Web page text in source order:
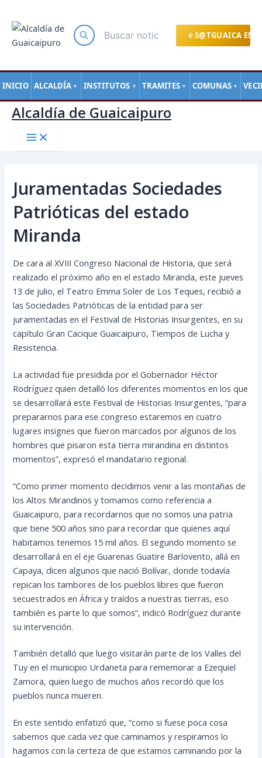
S@TGUAICA EN
INICIO ALCALDÍA ▼ INSTITUTOS ▼ TRAMITES ▼ COMUNAS ▼
contenido
Alcaldía de Guaicaipuro
Juramentadas Sociedades
Patrióticas del estado
Miranda
De cara al XVIII Congreso Nacional de Historia, que será
realizado el próximo año en el estado Miranda, este jueves
13 de julio, el Teatro Emma Soler de Los Teques, recibió a
las Sociedades Patrióticas de la entidad para ser
juramentadas en el Festival de Historias Insurgentes, en su
capítulo Gran Cacique Guaicaipuro, Tiempos de Lucha y
Resistencia.
La actividad fue presidida por el Gobernador Héctor
Rodríguez quiendetalló los diferentes momentos en los que
se desarrollará este Festival de Historias Insurgentes, “para
prepararnos para ese congreso estaremos en cuatro
lugares insignes que fueron marcados por algunos de los
hombres que pisaron esta tierra mirandina en distintos
momentos”, expresó el mandatario regional.
“Como primer momento decidimos venir a las montañas de
los Altos Mirandinos y tomamos como referencia a
Guaicaipuro, para recordarnos que no somos una patria
que tiene 500 años sino para recordar que quienes aquí
habitamos tenemos 15 mil años. El segundo momento se
desarrollará en el eje Guarenas Guatire Barlovento, allá en
Capaya, dicen algunos que nació Bolívar, donde todavía
repican los tambores de los pueblos libres que fueron
secuestrados en África y traídos a nuestras tierras, eso
también es parte lo que somos”, indicó Rodríguez durante
su intervención.
También detalló que luego visitarán parte de los Valles del
Tuy en el municipio Urdaneta para rememorar a Ezequiel
Zamora, quien luego de muchos años recordó que los
pueblos nunca mueren.
En este sentido enfatizó que, “como si fuese poca cosa
sabemos que cada vez que caminamos y respiramos lo
hagamos con la certeza de que estamos caminando por la
de
entradas